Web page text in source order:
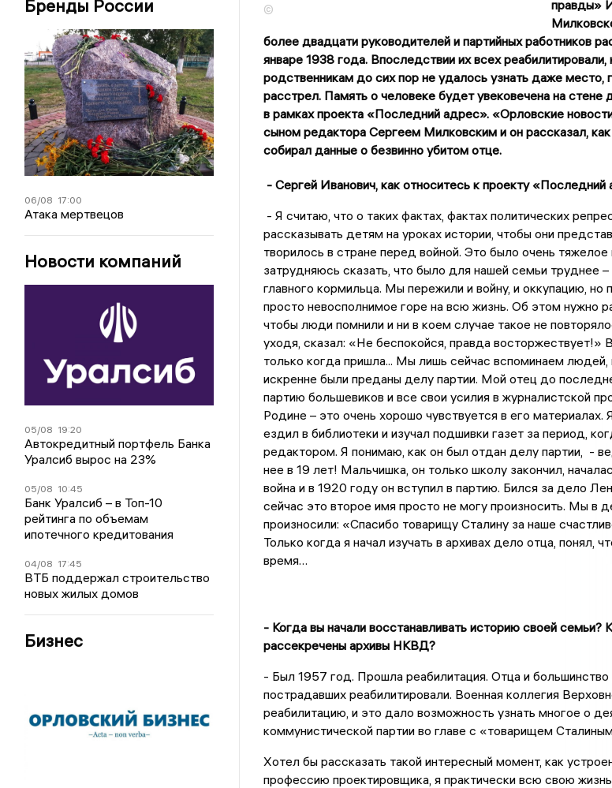
Бренды России
06/08 17:00
Атака мертвецов
Новости компаний
05/08 19:20
Автокредитный портфель Банка
Уралсиб вырос на 23%
05/08 10:45
Банк Уралсиб – в Топ-10
рейтинга по объемам
ипотечного кредитования
04/08 17:45
ВТБ поддержал строительство
новых жилых домов
Бизнес
©
правды»
более двадцати руководителей и партийных работников
январе 1938 года. Впоследствии их всех реабилитировали,
родственникам до сих пор не удалось узнать даже место,
расстрел. Память о человеке будет увековечена на стене
в рамках проекта «Последний адрес». «Орловские
сыном редактора Сергеем Милковским и он рассказал,
собирал данные о безвинно убитом отце.
- Сергей Иванович, как относитесь к проекту «Последний
- Я считаю, что о таких фактах, фактах политических
рассказывать детям на уроках истории, чтобы они
творилось в стране перед войной. Это было очень
затрудняюсь сказать, что было для нашей семьи труднее –
главного кормильца. Мы пережили и войну, и оккупацию, но
просто невосполнимое горе на всю жизнь. Об этом нужно
чтобы люди помнили и ни в коем случае такое не
уходя, сказал: «Не беспокойся, правда восторжествует!»
только когда пришла... Мы лишь сейчас вспоминаем людей,
искренне были преданы делу партии. Мой отец до
партию большевиков и все свои усилия в журналистской
Родине – это очень хорошо чувствуется в его материалах.
ездил в библиотеки и изучал подшивки газет за период,
редактором. Я понимаю, как он был отдан делу партии, -
нее в 19 лет! Мальчишка, он только школу закончил,
война и в 1920 году он вступил в партию. Бился за дело
сейчас это второе имя просто не могу произносить. Мы в
произносили: «Спасибо товарищу Сталину за наше
Только когда я начал изучать в архивах дело отца, понял,
время…
- Когда вы начали восстанавливать историю своей семьи?
рассекречены архивы НКВД?
- Был 1957 год. Прошла реабилитация. Отца и большинство
пострадавших реабилитировали. Военная коллегия
реабилитацию, и это дало возможность узнать многое о
коммунистической партии во главе с «товарищем
Хотел бы рассказать такой интересный момент, как
профессию проектировщика, я практически всю свою